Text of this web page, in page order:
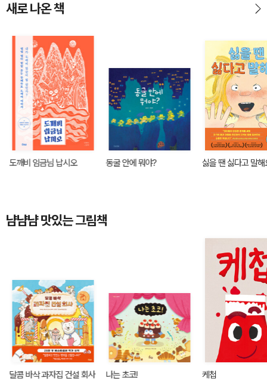
새로 나온 책
도깨비 임금님 납시오 동굴 안에 뭐야? 싫을 땐 싫다고 말해
냠냠냠 맛있는 그림책
달콤 바삭 과자집 건설 회사 나는 초코! 케첩